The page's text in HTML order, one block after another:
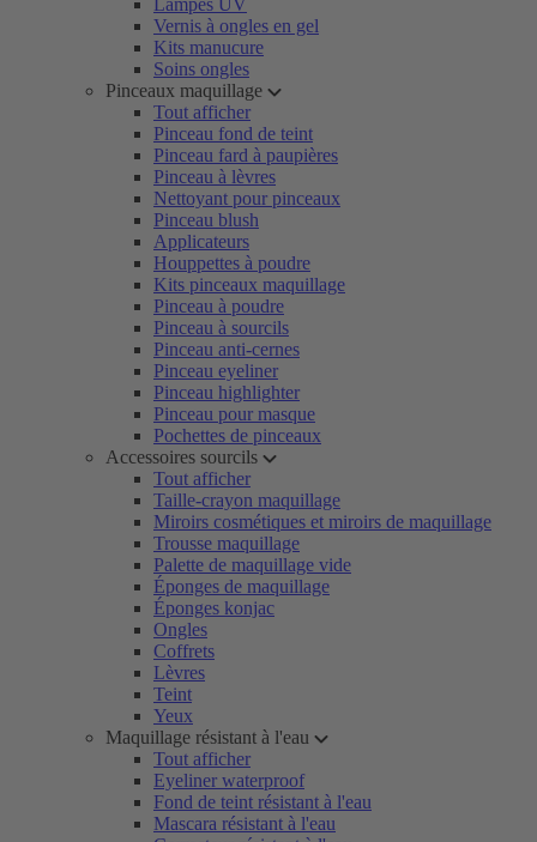
Lampes UV
Vernis à ongles en gel
Kits manucure
Soins ongles
Pinceaux maquillage
Tout afficher
Pinceau fond de teint
Pinceau fard à paupières
Pinceau à lèvres
Nettoyant pour pinceaux
Pinceau blush
Applicateurs
Houppettes à poudre
Kits pinceaux maquillage
Pinceau à poudre
Pinceau à sourcils
Pinceau anti-cernes
Pinceau eyeliner
Pinceau highlighter
Pinceau pour masque
Pochettes de pinceaux
Accessoires sourcils
Tout afficher
Taille-crayon maquillage
Miroirs cosmétiques et miroirs de maquillage
Trousse maquillage
Palette de maquillage vide
Éponges de maquillage
Éponges konjac
Ongles
Coffrets
Lèvres
Teint
Yeux
Maquillage résistant à l'eau
Tout afficher
Eyeliner waterproof
Fond de teint résistant à l'eau
Mascara résistant à l'eau